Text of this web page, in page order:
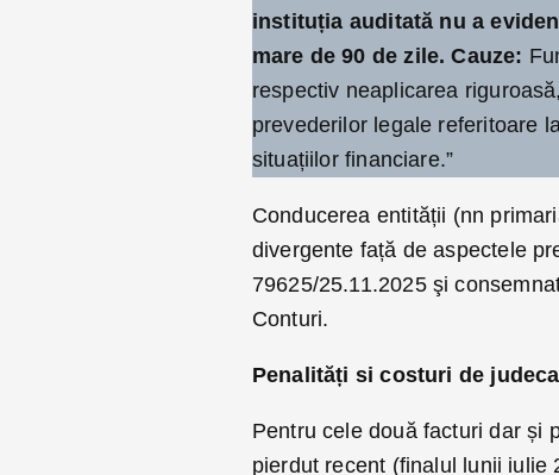
instituția auditată nu a
mare de 90 de zile. Cauze:
respectiv neaplicarea
prevederilor legale referitoare
situațiilor financiare.”
Conducerea entității (nn
divergente față de aspectele
79625/25.11.2025 şi
Conturi.
Penalități si costuri de
Pentru cele două facturi dar și
pierdut recent (finalul lunii iulie